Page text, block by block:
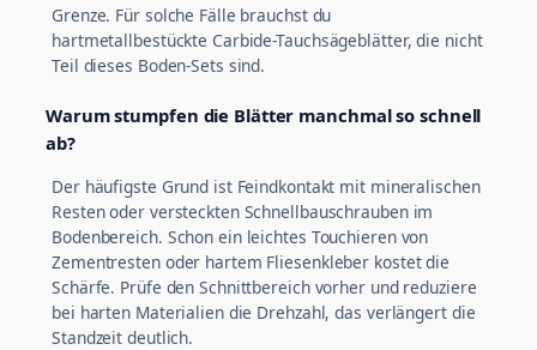
Grenze. Für solche Fälle brauchst du
hartmetallbestückte Carbide-Tauchsägeblätter, die nicht
Teil dieses Boden-Sets sind.
Warum stumpfen die Blätter manchmal so schnell
ab?
Der häufigste Grund ist Feindkontakt mit mineralischen
Resten oder versteckten Schnellbauschrauben im
Bodenbereich. Schon ein leichtes Touchieren von
Zementresten oder hartem Fliesenkleber kostet die
Schärfe. Prüfe den Schnittbereich vorher und reduziere
bei harten Materialien die Drehzahl, das verlängert die
Standzeit deutlich.